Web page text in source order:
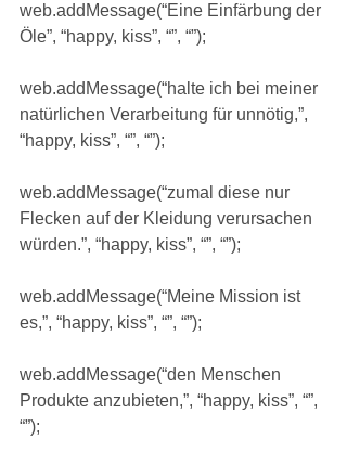
web.addMessage(“Eine Einfärbung der
Öle”, “happy, kiss”, “”, “”);
web.addMessage(“halte ich bei meiner
natürlichen Verarbeitung für unnötig,”,
“happy, kiss”, “”, “”);
web.addMessage(“zumal diese nur
Flecken auf der Kleidung verursachen
würden.”, “happy, kiss”, “”, “”);
web.addMessage(“Meine Mission ist
es,”, “happy, kiss”, “”, “”);
web.addMessage(“den Menschen
Produkte anzubieten,”, “happy, kiss”, “”,
“”);